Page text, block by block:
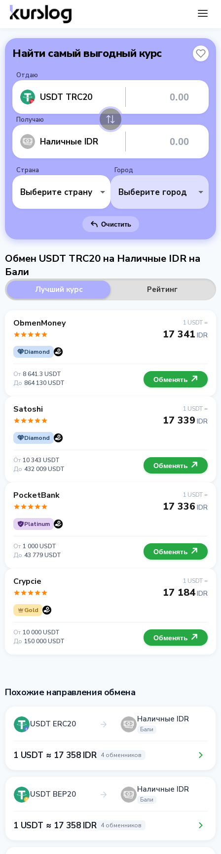
Найти самый выгодный курс
Отдаю
USDT TRC20
Получаю
Наличные IDR
Страна
Выберите страну
Город
Выберите город
Очистить
Обмен USDT TRC20 на Наличные IDR на
Бали
Лучший курс Рейтинг
ObmenMoney
Diamond
1 USDT =
17 341 IDR
От 8 641.3 USDT
До 864 130 USDT Обменять
Satoshi
Diamond
1 USDT =
17 339 IDR
От 10 343 USDT
До 432 009 USDT Обменять
PocketBank
Platinum
1 USDT =
17 336 IDR
От 1 000 USDT
До 43 779 USDT Обменять
Crypcie
Gold
1 USDT =
17 184IDR
От 10 000 USDT
До 150 000 USDT Обменять
Похожие направления обмена
USDT ERC20 Наличные IDR
Бали
1 USDT ≈ 17 358 IDR 4 обменников
USDT BEP20 Наличные IDR
Бали
1 USDT ≈ 17 358 IDR 4 обменников